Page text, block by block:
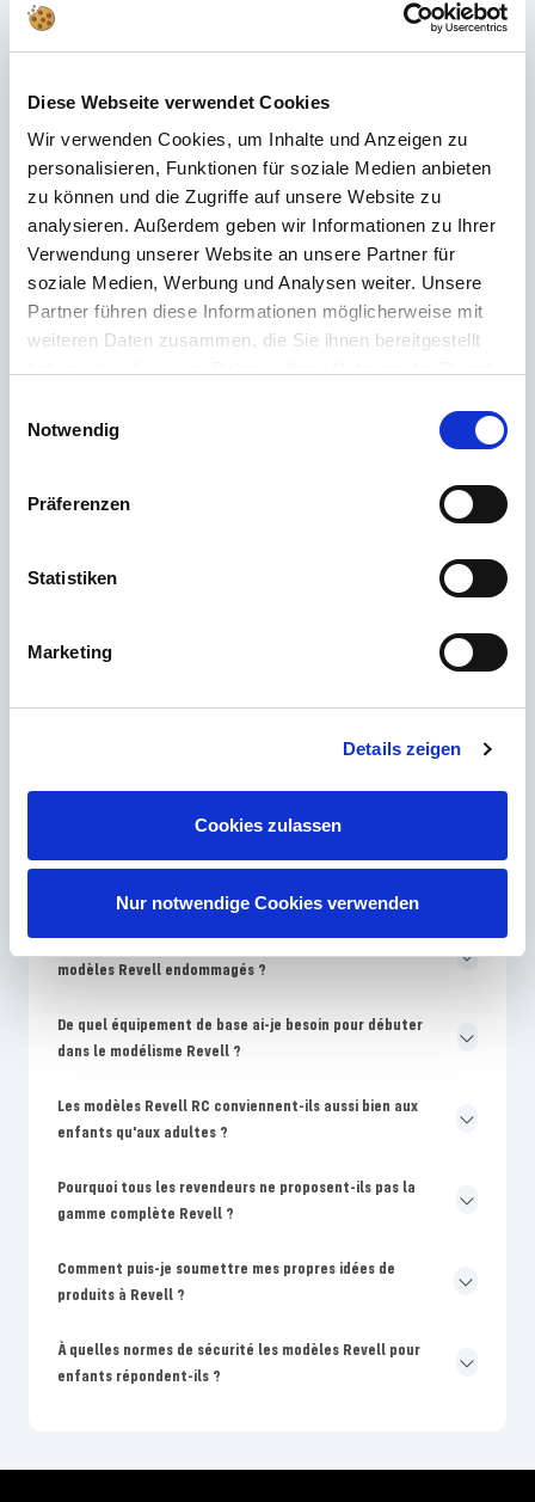
Diese Webseite verwendet Cookies
Wir verwenden Cookies, um Inhalte und Anzeigen zu
personalisieren, Funktionen für soziale Medien anbieten
zu können und die Zugriffe auf unsere Website zu
analysieren. Außerdem geben wir Informationen zu Ihrer
Verwendung unserer Website an unsere Partner für
soziale Medien, Werbung und Analysen weiter. Unsere
Partner führen diese Informationen möglicherweise mit
weiteren Daten zusammen, die Sie ihnen bereitgestellt
Notwendig
Präferenzen
Statistiken
Marketing
Details zeigen
Cookies zulassen
Nur notwendige Cookies verwenden
en savoir plus sur nos produits ? Le nôtre
est à vos côtés
pour vous conseiller et vous soutenir – rapidement, de manière
compétente et personnelle. Qu'il s'agisse de détails techniques, de
vous.
Assistance 24h/24 et 7j/7
Téléphone
+49 (0) 800 22 77 372 / +43 (0) 662 88 921 333
Du lundi au jeudi de 9h00 à 15h00, vendredi de 9h00 à 12h00
Courriel
débutants en modélisme ?
Pourquoi les modèles Revell sont-ils plus chers que les
Où puis-je trouver des pièces de rechange pour les
modèles Revell endommagés ?
De quel équipement de base ai-je besoin pour débuter
dans le modélisme Revell ?
Les modèles Revell RC conviennent-ils aussi bien aux
enfants qu'aux adultes ?
Pourquoi tous les revendeurs ne proposent-ils pas la
gamme complète Revell ?
Comment puis-je soumettre mes propres idées de
produits à Revell ?
À quelles normes de sécurité les modèles Revell pour
enfants répondent-ils ?